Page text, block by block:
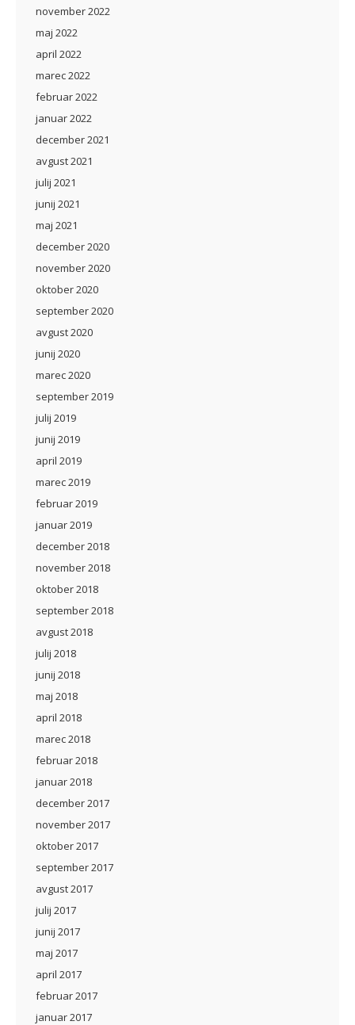
november 2022
maj 2022
april 2022
marec 2022
februar 2022
januar 2022
december 2021
avgust 2021
julij 2021
junij 2021
maj 2021
december 2020
november 2020
oktober 2020
september 2020
avgust 2020
junij 2020
marec 2020
september 2019
julij 2019
junij 2019
april 2019
marec 2019
februar 2019
januar 2019
december 2018
november 2018
oktober 2018
september 2018
avgust 2018
julij 2018
junij 2018
maj 2018
april 2018
marec 2018
februar 2018
januar 2018
december 2017
november 2017
oktober 2017
september 2017
avgust 2017
julij 2017
junij 2017
maj 2017
april 2017
februar 2017
januar 2017